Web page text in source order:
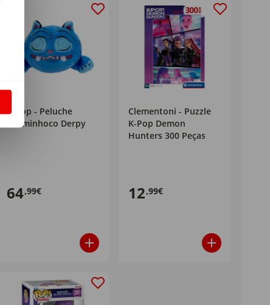
K-Pop - Peluche
Dorminhoco Derpy
64,99€
Clementoni - Puzzle
K-Pop Demon
Hunters 300 Peças
12,99€